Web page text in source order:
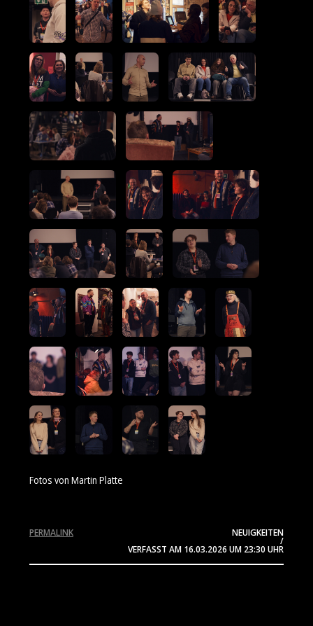
Fotos von Martin Platte
NEUIGKEITEN
/
VERFASST AM 16.03.2026 UM 23:30 UHR
PERMALINK